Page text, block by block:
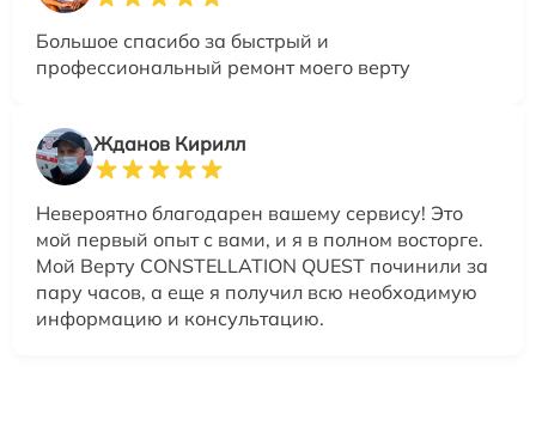
Большое спасибо за быстрый и
профессиональный ремонт моего верту
Жданов Кирилл
Невероятно благодарен вашему сервису! Это
мой первый опыт с вами, и я в полном восторге.
Мой Верту CONSTELLATION QUEST починили за
пару часов, а еще я получил всю необходимую
информацию и консультацию.